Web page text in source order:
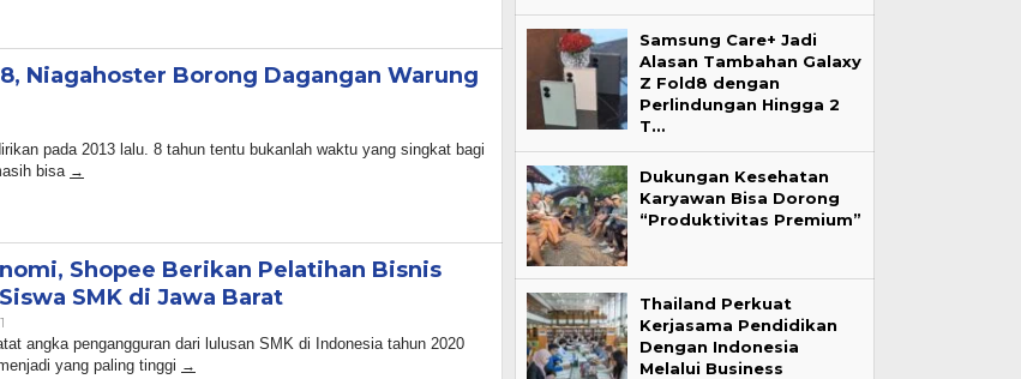
Niagahoster Borong Dagangan Warung
pada 2013 lalu. 8 tahun tentu bukanlah waktu yang singkat bagi
bisa
Shopee Berikan Pelatihan Bisnis
SMK di Jawa Barat
Adminangka pengangguran dari lulusan SMK di Indonesia tahun 2020
yang paling tinggi
Samsung Care+ Jadi
Alasan Tambahan Galaxy
Z Fold8 dengan
Perlindungan Hingga 2
T…
Dukungan Kesehatan
Karyawan Bisa Dorong
“Produktivitas Premium”
Thailand Perkuat
Kerjasama Pendidikan
Dengan Indonesia
Melalui Business